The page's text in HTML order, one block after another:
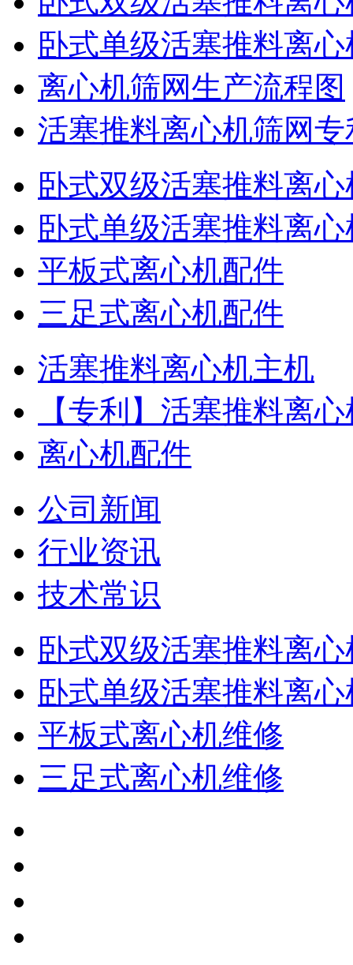
卧式单级活塞推料离
离心机筛网生产流程图
活塞推料离心机筛网
卧式双级活塞推料离
卧式单级活塞推料离
平板式离心机配件
三足式离心机配件
活塞推料离心机主机
【专利】活塞推料离
离心机配件
公司新闻
行业资讯
技术常识
卧式双级活塞推料离
卧式单级活塞推料离
平板式离心机维修
三足式离心机维修